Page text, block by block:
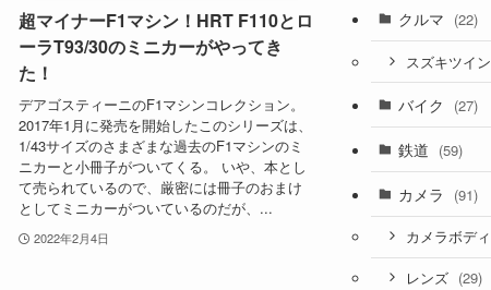
超マイナーF1マシン！HRT F110とロ
ーラT93/30のミニカーがやってき
た！
デアゴスティーニのF1マシンコレクション。
2017年1月に発売を開始したこのシリーズは、
1/43サイズのさまざまな過去のF1マシンのミ
ニカーと小冊子がついてくる。 いや、本とし
て売られているので、厳密には冊子のおまけ
としてミニカーがついているのだが、...
2022年2月4日
クルマ (22)
スズキツイン
バイク (27)
鉄道 (59)
カメラ (91)
カメラボディ
レンズ (29)